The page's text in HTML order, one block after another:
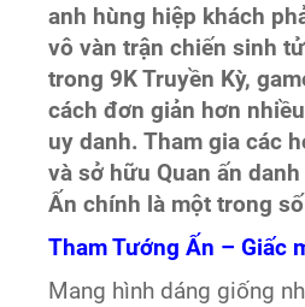
anh hùng hiệp khách
vô vàn trận chiến sinh
trong 9K Truyền Kỳ,
cách đơn giản hơn
uy danh. Tham gia các
và sở hữu Quan ấn
Ấn chính là một trong
Tham Tướng Ấn – Giấc
Mang hình dáng giống